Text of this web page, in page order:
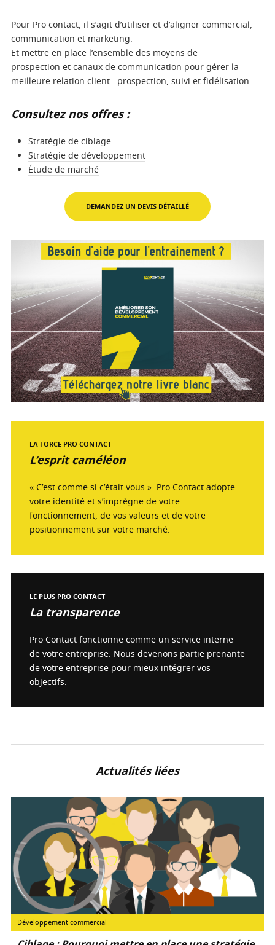
Pour Pro contact, il s’agit d’utiliser et d’aligner commercial,
communication et marketing.
Et mettre en place l’ensemble des moyens de
prospection et canaux de communication pour gérer la
meilleure relation client : prospection, suivi et fidélisation.
Consultez nos offres :
Stratégie de ciblage
Stratégie de développement
Étude de marché
DEMANDEZ UN DEVIS DÉTAILLÉ
LA FORCE PRO CONTACT
L’esprit caméléon
« C’est comme si c’était vous ». Pro Contact adopte
votre identité et s’imprègne de votre
fonctionnement, de vos valeurs et de votre
positionnement sur votre marché.
LE PLUS PRO CONTACT
La transparence
Pro Contact fonctionne comme un service interne
de votre entreprise. Nous devenons partie prenante
de votre entreprise pour mieux intégrer vos
objectifs.
Actualités liées
Développement commercial